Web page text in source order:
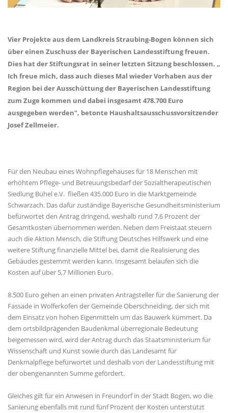
Vier Projekte aus dem Landkreis Straubing-Bogen können sich
über einen Zuschuss der Bayerischen Landesstiftung freuen.
Dies hat der Stiftungsrat in seiner letzten Sitzung beschlossen.
Ich freue mich, dass auch dieses Mal wieder Vorhaben aus der
Region bei der Ausschüttung der Bayerischen Landesstiftung
zum Zuge kommen und dabei insgesamt 478.700 Euro
ausgegeben werden", betonte Haushaltsausschussvorsitzender
Josef Zellmeier.
Für den Neubau eines Wohnpflegehauses für 18 Menschen mit
erhöhtem Pflege- und Betreuungsbedarf der Sozialtherapeutischen
Siedlung Bühel e.V. fließen 435.000 Euro in die Marktgemeinde
Schwarzach. Das dafür zuständige Bayerische Gesundheitsministerium
befürwortet den Antrag dringend, weshalb rund 7,6 Prozent der
Gesamtkosten übernommen werden. Neben dem Freistaat steuern
auch die Aktion Mensch, die Stiftung Deutsches Hilfswerk und eine
weitere Stiftung finanzielle Mittel bei, damit die Realisierung des
Gebäudes gestemmt werden kann. Insgesamt belaufen sich die
Kosten auf über 5,7 Millionen Euro.
8.500 Euro gehen an einen privaten Antragsteller für die Sanierung der
Fassade in Wolferkofen der Gemeinde Oberschneiding, der sich mit
dem Einsatz von hohen Eigenmitteln um das Bauwerk kümmert. Da
dem ortsbildprägenden Baudenkmal überregionale Bedeutung
beigemessen wird, wird der Antrag durch das Staatsministerium für
Wissenschaft und Kunst sowie durch das Landesamt für
Denkmalpflege befürwortet und deshalb von der Landesstiftung mit
der obengenannten Summe gefördert.
Gleiches gilt für ein Anwesen in Freundorf in der Stadt Bogen, wo die
Sanierung ebenfalls mit rund fünf Prozent der Kosten unterstützt